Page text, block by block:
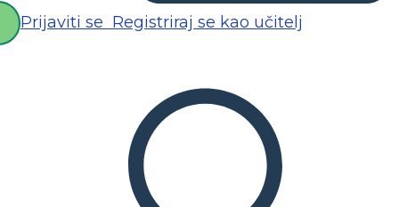
Prijaviti se Registriraj se kao učitelj